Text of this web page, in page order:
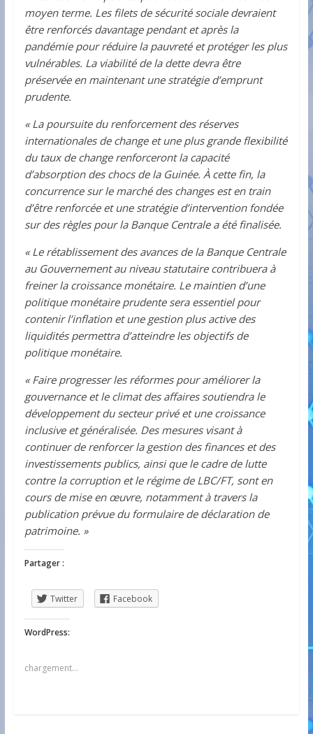
moyen terme. Les filets de sécurité sociale devraient
être renforcés davantage pendant et après la
pandémie pour réduire la pauvreté et protéger les plus
vulnérables. La viabilité de la dette devra être
préservée en maintenant une stratégie d’emprunt
prudente.
« La poursuite du renforcement des réserves
internationales de change et une plus grande flexibilité
du taux de change renforceront la capacité
d’absorption des chocs de la Guinée. À cette fin, la
concurrence sur le marché des changes est en train
d’être renforcée et une stratégie d’intervention fondée
sur des règles pour la Banque Centrale a été finalisée.
« Le rétablissement des avances de la Banque Centrale
au Gouvernement au niveau statutaire contribuera à
freiner la croissance monétaire. Le maintien d’une
politique monétaire prudente sera essentiel pour
contenir l’inflation et une gestion plus active des
liquidités permettra d’atteindre les objectifs de
politique monétaire.
« Faire progresser les réformes pour améliorer la
gouvernance et le climat des affaires soutiendra le
développement du secteur privé et une croissance
inclusive et généralisée. Des mesures visant à
continuer de renforcer la gestion des finances et des
investissements publics, ainsi que le cadre de lutte
contre la corruption et le régime de LBC/FT, sont en
cours de mise en œuvre, notamment à travers la
publication prévue du formulaire de déclaration de
patrimoine. »
Partager :
Twitter Facebook
WordPress:
chargement…